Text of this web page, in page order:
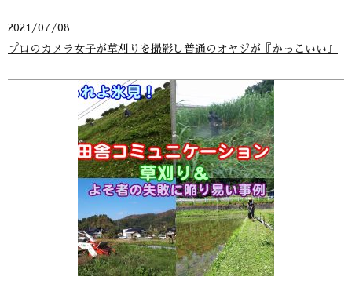
2021/07/08
プロのカメラ女子が草刈りを撮影し普通のオヤジが『かっこいい』